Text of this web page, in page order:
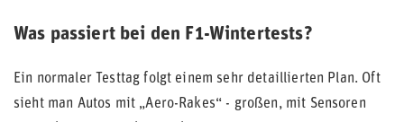
Was passiert bei den F1-Wintertests?
Ein normaler Testtag folgt einem sehr detaillierten Plan. Oft
sieht man Autos mit „Aero-Rakes“ - großen, mit Sensoren